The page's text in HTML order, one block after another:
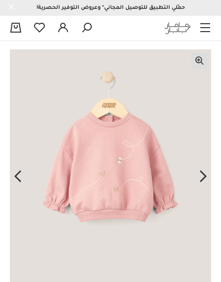
حمّلي التطبيق للتوصيل المجاني* وعروض التوفير الحصرية!